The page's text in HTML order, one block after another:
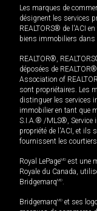
Les marques de
désignent les services
REALTORS® de l'ACI
biens immobiliers dans
REALTOR®,
déposées de
Association of
sont propriétaires. Les
distinguer les services
immobilier en tant que
S.I.A.® /MLS®, Service
propriété de l'ACI, et ils
fournissent les
Royal LePageMD est une
Royale du Canada,
BridgemarqMD.
BridgemarqMD et ses